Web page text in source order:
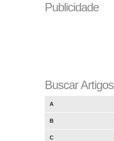
Publicidade
Buscar Artigos
A
B
C